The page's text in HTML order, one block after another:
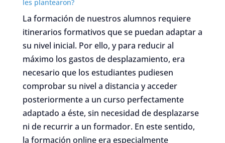
les plantearon?
La formación de nuestros alumnos requiere
itinerarios formativos que se puedan adaptar a
su nivel inicial. Por ello, y para reducir al
máximo los gastos de desplazamiento, era
necesario que los estudiantes pudiesen
comprobar su nivel a distancia y acceder
posteriormente a un curso perfectamente
adaptado a éste, sin necesidad de desplazarse
ni de recurrir a un formador. En este sentido,
la formación online era especialmente